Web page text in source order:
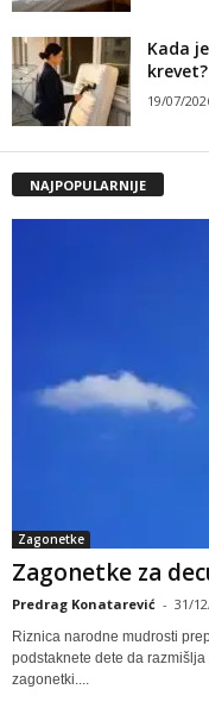
Kada
krevet?
19/07/
NAJPOPULARNIJE
Zagonetke
Zagonetke za
Predrag Konatarević - 31/
Riznica narodne mudrosti
podstaknete dete da
zagonetki....